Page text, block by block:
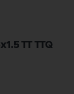
TT TTQ